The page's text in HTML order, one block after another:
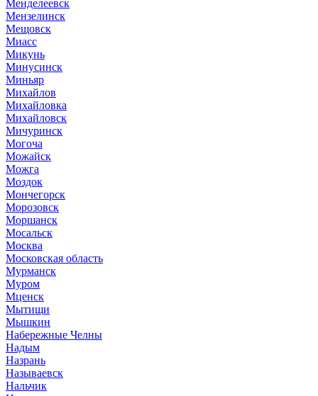
Менделеевск
Мензелинск
Мещовск
Миасс
Микунь
Минусинск
Миньяр
Михайлов
Михайловка
Михайловск
Мичуринск
Могоча
Можайск
Можга
Моздок
Мончегорск
Морозовск
Моршанск
Мосальск
Москва
Московская область
Мурманск
Муром
Мценск
Мытищи
Мышкин
Набережные Челны
Надым
Назрань
Называевск
Нальчик